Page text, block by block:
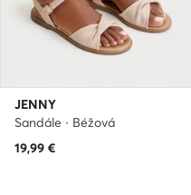
JENNY
Sandále · Béžová
19,99 €